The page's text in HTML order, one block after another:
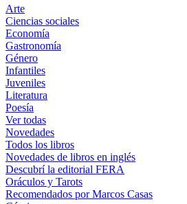
Arte
Ciencias sociales
Economía
Gastronomía
Género
Infantiles
Juveniles
Literatura
Poesía
Ver todas
Novedades
Todos los libros
Novedades de libros en inglés
Descubrí la editorial FERA
Oráculos y Tarots
Recomendados por Marcos Casas